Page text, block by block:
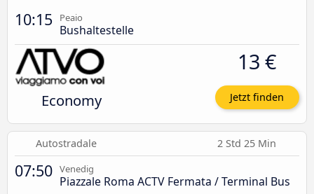
10:15 Peaio
Bushaltestelle
Economy
13 €
Jetzt finden
Autostradale 2 Std 25 Min
07:50 Venedig
Piazzale Roma ACTV Fermata / Terminal Bus